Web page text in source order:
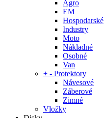
Agro
EM
Hospodarské
Industry
Moto
Nákladné
Osobné
Van
+ - Protektory
Návesové
Záberové
Zimné
Vložky